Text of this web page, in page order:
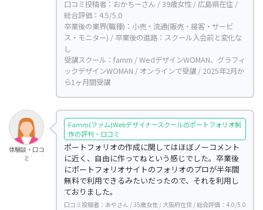
口コミ投稿者：おかちーさん / 39歳女性 / 広島県在住 /
総合評価：4.5/5.0
卒業後の業界(職種)：小売・流通(販売・接客・サービ
ス・モニター) / 卒業後の進路：スクール入会前と変化な
し
受講スクール：famm / WedデザインWOMAN、グラフィ
ックデザインWOMAN / オンラインで受講 / 2025年2月か
ら1ヶ月間受講
体験談・口コ
ミ
Famm(ファム)Webデザイナースクールのポートフォリオ制
作の評判・口コミ
ポートフォリオの作成に関してはほぼノーコメント
に近く、自由に作ってねという感じでした。卒業後
にポートフォリオサイトのフォリオのプロが半年間
無料で利用できるみたいだったので、それを利用し
ておりました。
口コミ投稿者：あやさん / 35歳女性 / 大阪府在住 / 総合評価：4.0/5.0